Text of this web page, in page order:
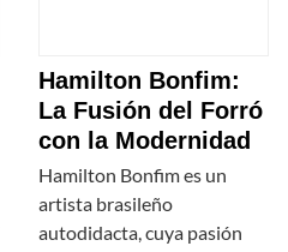
Hamilton Bonfim:
La Fusión del Forró
con la Modernidad
Hamilton Bonfim es un
artista brasileño
autodidacta, cuya pasión